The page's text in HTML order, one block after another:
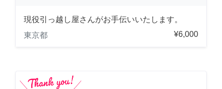
現役引っ越し屋さんがお手伝いいたします。
東京都
¥6,000